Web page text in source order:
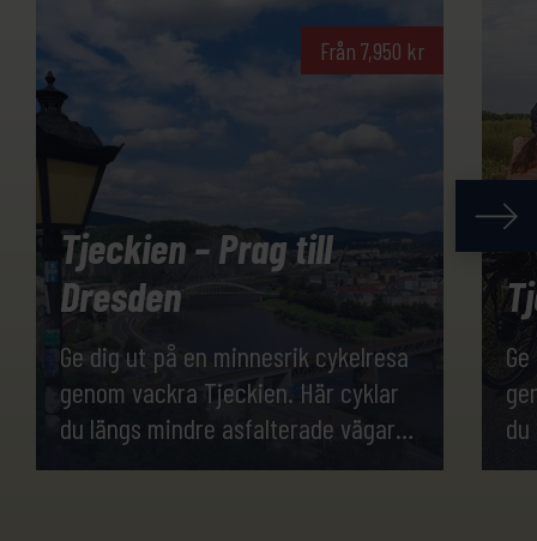
Från 7,950 kr
Tjeckien – Prag till
Dresden
Ge dig ut på en minnesrik cykelresa
genom vackra Tjeckien. Här cyklar
du längs mindre asfalterade vägar
och på lugna stigar bland granna